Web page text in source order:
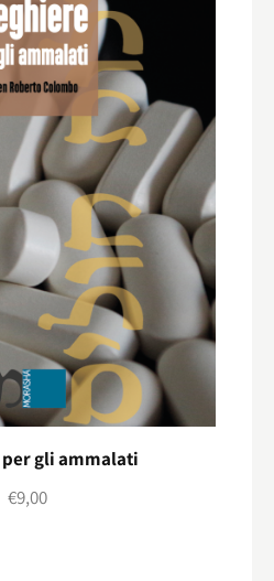
gli ammalati
€9,00